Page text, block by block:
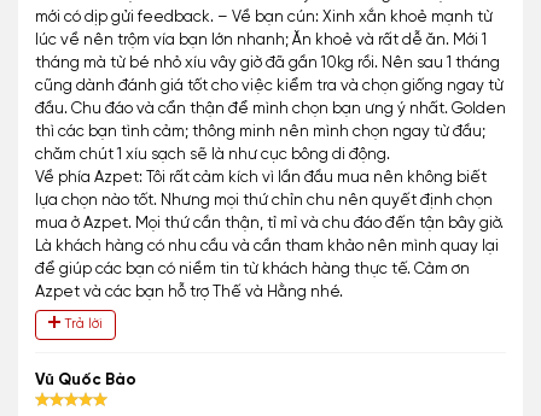
mới có dịp gửi feedback. – Về bạn cún: Xinh xắn khoẻ mạnh từ
lúc về nên trộm vía bạn lớn nhanh; Ăn khoẻ và rất dễ ăn. Mới 1
tháng mà từ bé nhỏ xíu vây giờ đã gần 10kg rồi. Nên sau 1 tháng
cũng dành đánh giá tốt cho việc kiểm tra và chọn giống ngay từ
đầu. Chu đáo và cẩn thận để mình chọn bạn ưng ý nhất. Golden
thì các bạn tình cảm; thông minh nên mình chọn ngay từ đầu;
chăm chút 1 xíu sạch sẽ là như cục bông di động.
Về phía Azpet: Tôi rất cảm kích vì lần đầu mua nên không biết
lựa chọn nào tốt. Nhưng mọi thứ chỉn chu nên quyết định chọn
mua ở Azpet. Mọi thứ cần thận, tỉ mỉ và chu đáo đến tận bây giờ.
Là khách hàng có nhu cầu và cần tham khảo nên mình quay lại
để giúp các bạn có niềm tin từ khách hàng thực tế. Cảm ơn
Azpet và các bạn hỗ trợ Thế và Hằng nhé.
Trả lời
Vũ Quốc Bảo